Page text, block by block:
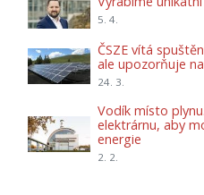
5. 4.
ČSZE vítá
ale upozorňuje
24. 3.
Vodík místo
elektrárnu, aby
energie
2. 2.